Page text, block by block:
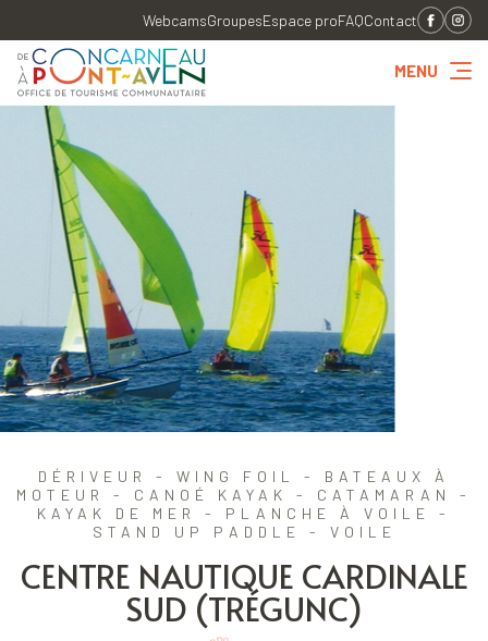
WebcamsGroupesEspace proFAQContact
MENU
DÉRIVEUR - WING FOIL - BATEAUX À
MOTEUR - CANOÉ KAYAK - CATAMARAN -
KAYAK DE MER - PLANCHE À VOILE -
STAND UP PADDLE - VOILE
CENTRE NAUTIQUE CARDINALE
SUD (TRÉGUNC)